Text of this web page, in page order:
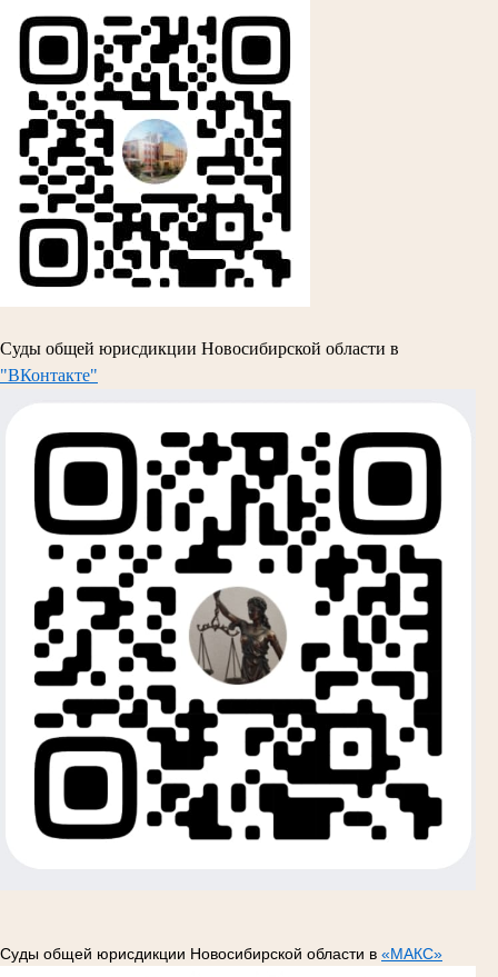
Суды общей юрисдикции Новосибирской области в
"ВКонтакте"
Суды общей юрисдикции Новосибирской области в «МАКС»